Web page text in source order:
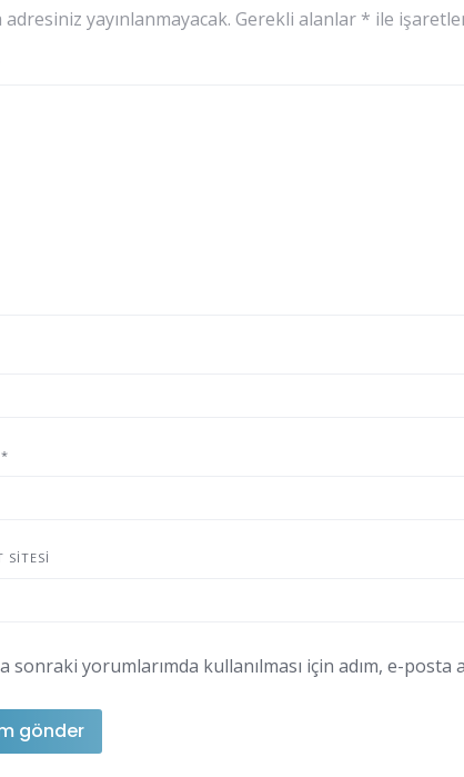
adresiniz yayınlanmayacak. Gerekli alanlar * ile
*
SITESI
sonraki yorumlarımda kullanılması için adım, e-